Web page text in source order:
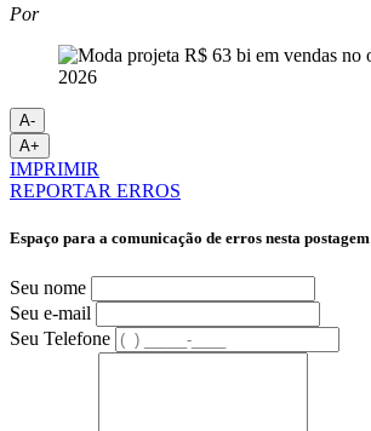
Por
A-
A+
IMPRIMIR
REPORTAR ERROS
Espaço para a comunicação de erros nesta postagem
Seu nome
Seu e-mail
Seu Telefone